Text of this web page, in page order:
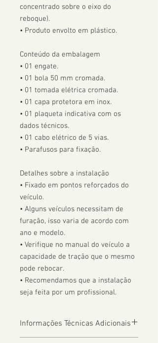
concentrado sobre o eixo do
reboque).
• Produto envolto em plástico.
Conteúdo da embalagem
• 01 engate.
• 01 bola 50 mm cromada.
• 01 tomada elétrica cromada.
• 01 capa protetora em inox.
• 01 plaqueta indicativa com os
dados técnicos.
• 01 cabo elétrico de 5 vias.
• Parafusos para fixação.
Detalhes sobre a instalação
• Fixado em pontos reforçados do
veículo.
• Alguns veículos necessitam de
furação, isso varia de acordo com
ano e modelo.
• Verifique no manual do veículo a
capacidade de tração que o mesmo
pode rebocar.
• Recomendamos que a instalação
seja feita por um profissional.
Informações Técnicas Adicionais